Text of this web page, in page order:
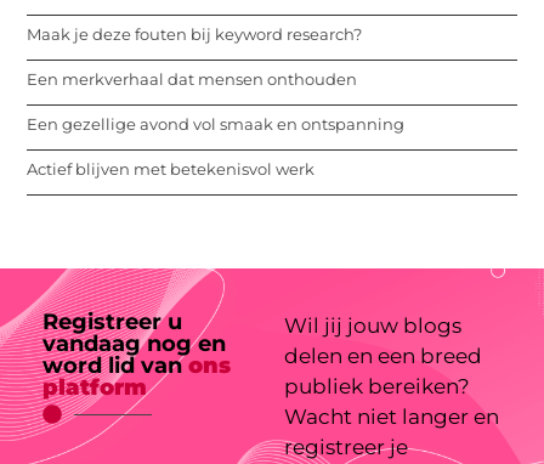
Maak je deze fouten bij keyword research?
Een merkverhaal dat mensen onthouden
Een gezellige avond vol smaak en ontspanning
Actief blijven met betekenisvol werk
Registreer u
vandaag nog en
word lid vanons
platform
Wil jij jouw blogs
delen en een breed
publiek bereiken?
Wacht niet langer en
registreer je